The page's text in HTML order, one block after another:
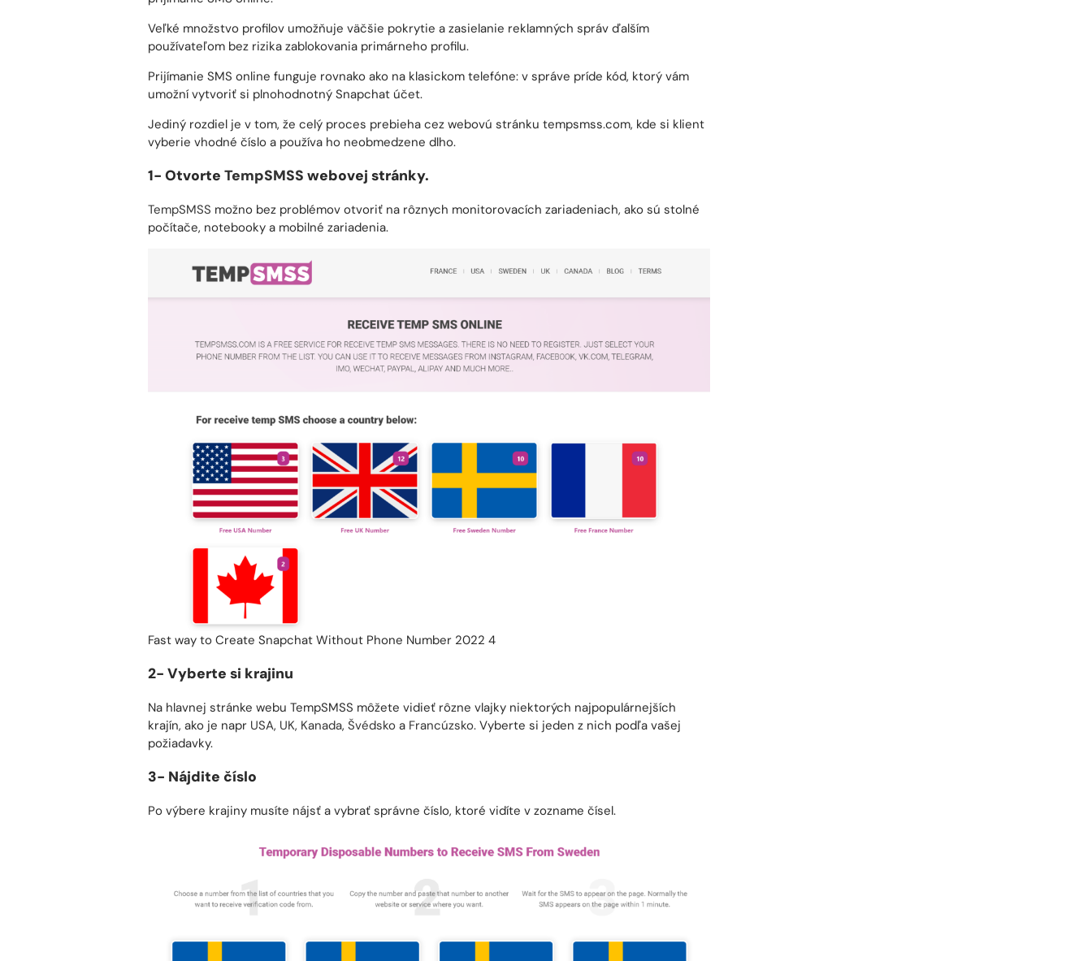
Prijímanie SMS online funguje rovnako ako na klasickom telefóne: v správe príde kód, ktorý vám
umožní vytvoriť si plnohodnotný Snapchat účet.
Jediný rozdiel je v tom, že celý proces prebieha cez webovú stránku tempsmss.com, kde si klient
vyberie vhodné číslo a používa ho neobmedzene dlho.
1- OtvorteTempSMSSwebovej stránky.
TempSMSS
možno bez problémov otvoriť na rôznych monitorovacích zariadeniach, ako sú stolné
počítače, notebooky a mobilné zariadenia.
Fast way to Create Snapchat Without Phone Number 2022 4
2- Vyberte si krajinu
Na hlavnej stránke webu TempSMSS môžete vidieť rôzne vlajky niektorých najpopulárnejších
krajín, ako je naprUSA,UK
3- Nájdite číslo
Po výbere krajiny musíte nájsť a vybrať správne číslo, ktoré vidíte v zozname čísel.